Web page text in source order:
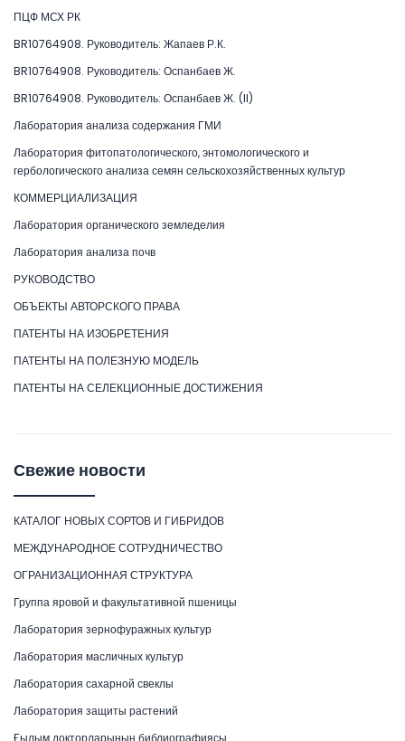
ПЦФ МСХ РК
BR10764908. Руководитель: Жапаев Р.К.
BR10764908. Руководитель: Оспанбаев Ж.
BR10764908. Руководитель: Оспанбаев Ж. (II)
Лаборатория анализа содержания ГМИ
Лаборатория фитопатологического, энтомологического и
гербологического анализа семян сельскохозяйственных культур
КОММЕРЦИАЛИЗАЦИЯ
Лаборатория органического земледелия
Лаборатория анализа почв
РУКОВОДСТВО
ОБЪЕКТЫ АВТОРСКОГО ПРАВА
ПАТЕНТЫ НА ИЗОБРЕТЕНИЯ
ПАТЕНТЫ НА ПОЛЕЗНУЮ МОДЕЛЬ
ПАТЕНТЫ НА СЕЛЕКЦИОННЫЕ ДОСТИЖЕНИЯ
Свежие новости
КАТАЛОГ НОВЫХ СОРТОВ И ГИБРИДОВ
МЕЖДУНАРОДНОЕ СОТРУДНИЧЕСТВО
ОГРАНИЗАЦИОННАЯ СТРУКТУРА
Группа яровой и факультативной пшеницы
Лаборатория зернофуражных культур
Лаборатория масличных культур
Лаборатория сахарной свеклы
Лаборатория защиты растений
Ғылым докторларының библиографиясы